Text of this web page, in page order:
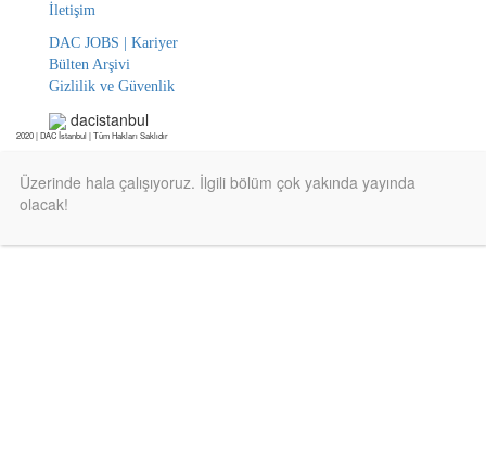
İletişim
DAC JOBS | Kariyer
Bülten Arşivi
Gizlilik ve Güvenlik
dacistanbul
2020 | DAC İstanbul | Tüm Hakları Saklıdır
Üzerinde hala çalışıyoruz. İlgili bölüm çok yakında yayında
olacak!